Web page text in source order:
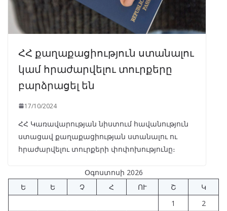
ՀՀ քաղաքացիություն ստանալու
կամ հրաժարվելու տուրքերը
բարձրացել են
17/10/2024
ՀՀ Կառավարության նիստում հավանություն
ստացավ քաղաքացիության ստանալու ու
հրաժարվելու տուրքերի փոփոխությունը։
Օգոստոսի 2026
Ե
Ե Չ Հ ՈՒ Շ
Կ
1
2